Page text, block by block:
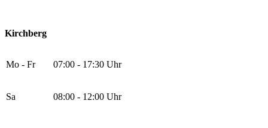
Kirchberg
Mo - Fr 07:00 - 17:30 Uhr
Sa 08:00 - 12:00 Uhr